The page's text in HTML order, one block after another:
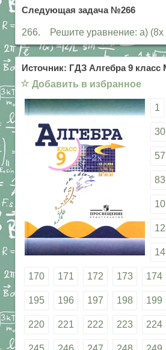
Следующая задача №266
266. Решите уравнение: а) (8х
Источник: ГДЗ Алгебра 9 класс
☆ Добавить в избранное
1
30
57
83
170 171 172 173 174
195 196 197 198 199
220 221 222 223 224